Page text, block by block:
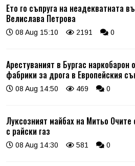
Ето го съпруга на неадекватната
Велислава Петрова
08 Aug 15:10 2191 0
Арестуваният в Бургас
фабрики за дрога в Европейския
08 Aug 14:50 469 0
Луксозният майбах на Митьо
с райски газ
08 Aug 14:30 581 0